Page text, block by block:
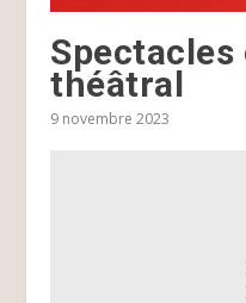
théâtral
9 novembre 2023